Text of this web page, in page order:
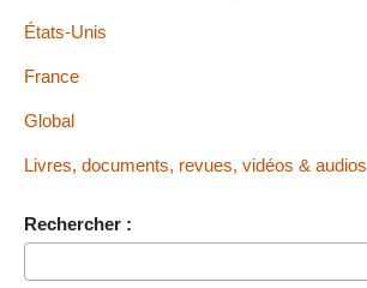
États-Unis
France
Global
Livres, documents, revues, vidéos & audios
Rechercher :